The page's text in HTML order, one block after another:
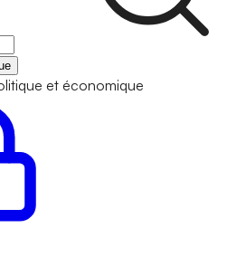
et économique